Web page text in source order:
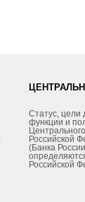
Статус, цели
функции и
Российской
(Банка
Российской